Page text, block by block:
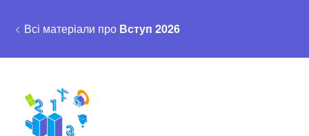
Всі матеріали про Вступ 2026